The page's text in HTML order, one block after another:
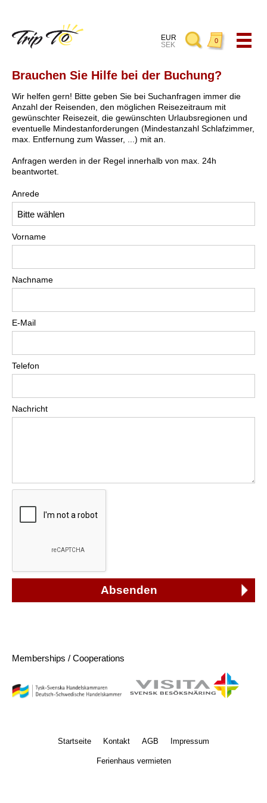
EUR
SEK
0
Brauchen Sie Hilfe bei der Buchung?
Wir helfen gern! Bitte geben Sie bei Suchanfragen immer die
Anzahl der Reisenden, den möglichen Reisezeitraum mit
gewünschter Reisezeit, die gewünschten Urlaubsregionen und
eventuelle Mindestanforderungen (Mindestanzahl Schlafzimmer,
max. Entfernung zum Wasser, ...) mit an.
Anfragen werden in der Regel innerhalb von max. 24h
beantwortet.
Anrede
Vorname
Nachname
E-Mail
Telefon
Nachricht
Memberships / Cooperations
Startseite Kontakt AGB Impressum
Ferienhaus vermieten